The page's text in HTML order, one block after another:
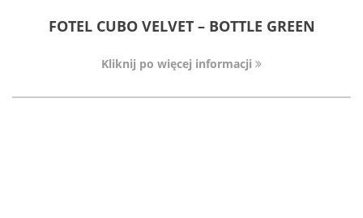
FOTEL CUBO VELVET – BOTTLE GREEN
Kliknij po więcej informacji